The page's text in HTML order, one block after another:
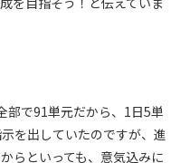
部で91単元だから、1日5単
を出していたのですが、進
らといっても、意気込みに